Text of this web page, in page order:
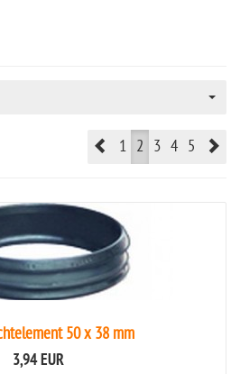
Prev1 2 3 4 5
50 x 38 mm
3,94 EUR